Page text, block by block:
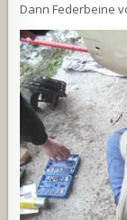
Dann Federbeine